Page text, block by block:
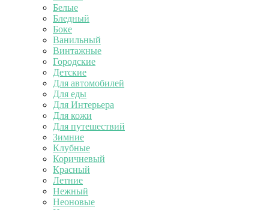
Белые
Бледный
Боке
Ванильный
Винтажные
Городские
Детские
Для автомобилей
Для еды
Для Интерьера
Для кожи
Для путешествий
Зимние
Клубные
Коричневый
Красный
Летние
Нежный
Неоновые